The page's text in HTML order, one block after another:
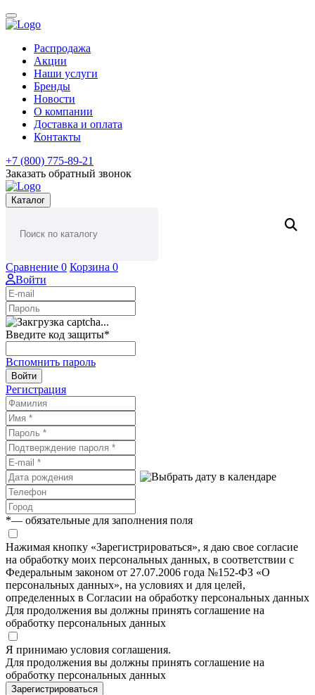
Распродажа
Акции
Наши услуги
Бренды
Новости
О компании
Доставка и оплата
Контакты
+7 (800) 775-89-21
Заказать обратный звонок
Каталог
Сравнение 0 Корзина 0
Войти
Введите код защиты*
Вспомнить пароль
Войти
Регистрация
*— обязательные для заполнения поля
Нажимая кнопку «Зарегистрироваться», я даю свое согласие
на обработку моих персональных данных, в соответствии с
Федеральным законом от 27.07.2006 года №152-ФЗ «О
персональных данных», на условиях и для целей,
определенных в Согласии на обработку персональных данных
Для продолжения вы должны принять соглашение на
обработку персональных данных
Я принимаю условия соглашения.
Для продолжения вы должны принять соглашение на
обработку персональных данных
Зарегистрироваться